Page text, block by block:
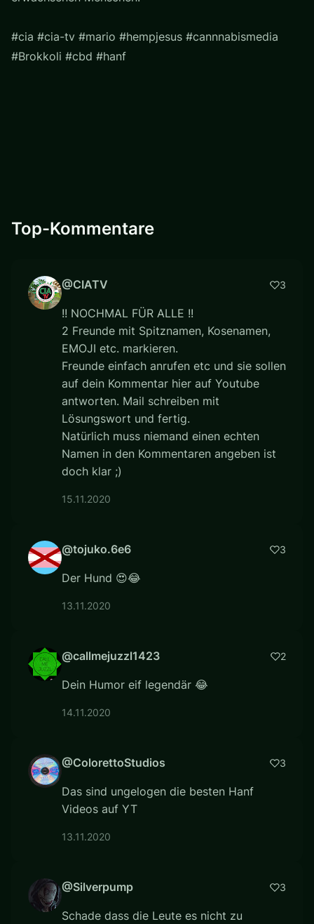
#cia #cia-tv #mario #hempjesus #cannnabismedia
#Brokkoli #cbd #hanf
Top-Kommentare
@CIATV 3
!! NOCHMAL FÜR ALLE !!
2 Freunde mit Spitznamen, Kosenamen,
EMOJI etc. markieren.
Freunde einfach anrufen etc und sie sollen
auf dein Kommentar hier auf Youtube
antworten. Mail schreiben mit
Lösungswort und fertig.
Natürlich muss niemand einen echten
Namen in den Kommentaren angeben ist
doch klar ;)
15.11.2020
@tojuko.6e6 3
Der Hund 😍😂
13.11.2020
@callmejuzzl1423 2
Dein Humor eif legendär 😂
14.11.2020
@ColorettoStudios 3
Das sind ungelogen die besten Hanf
Videos auf YT
13.11.2020
@Silverpump 3
Schade dass die Leute es nicht zu